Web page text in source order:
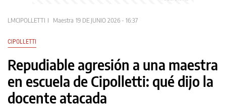
LMCIPOLLETTI Maestra 19 DE JUNIO 2026 - 16:37
CIPOLLETTI
Repudiable agresión a una maestra
en escuela de Cipolletti: qué dijo la
docente atacada